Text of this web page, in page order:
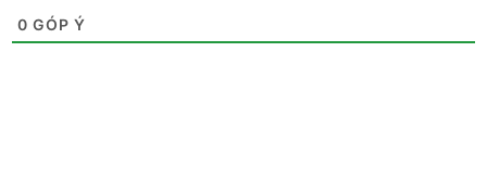
0 GÓP Ý